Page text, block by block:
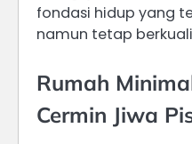
fondasi hidup yang
namun tetap
Rumah
Cermin Jiwa